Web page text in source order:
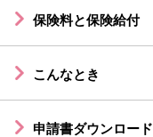
保険料と保険給付
こんなとき
申請書ダウンロード